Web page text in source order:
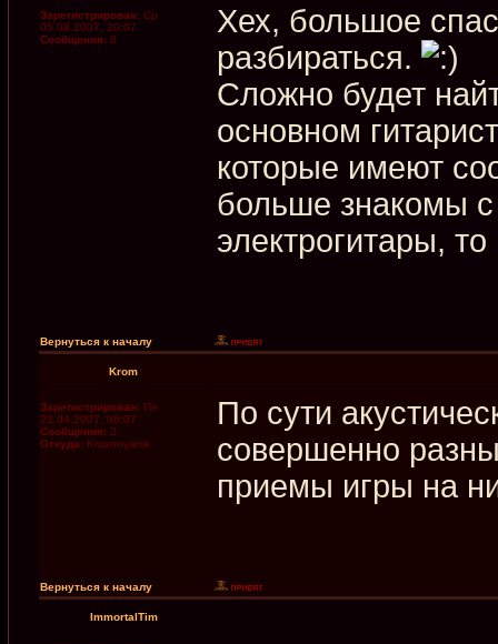
Зарегистрирован: Ср
05.09.2007, 20:07
Сообщения: 8
Хех, большое
разбираться.
Сложно будет
основном
которые имеют
больше знакомы с
электрогитары,
Вернуться к началу
Krom
Зарегистрирован: Пн
23.04.2007, 06:07
Сообщения: 2
Откуда: Krasnoyarsk
По сути
совершенно
приемы игры на
Вернуться к началу
ImmortalTim